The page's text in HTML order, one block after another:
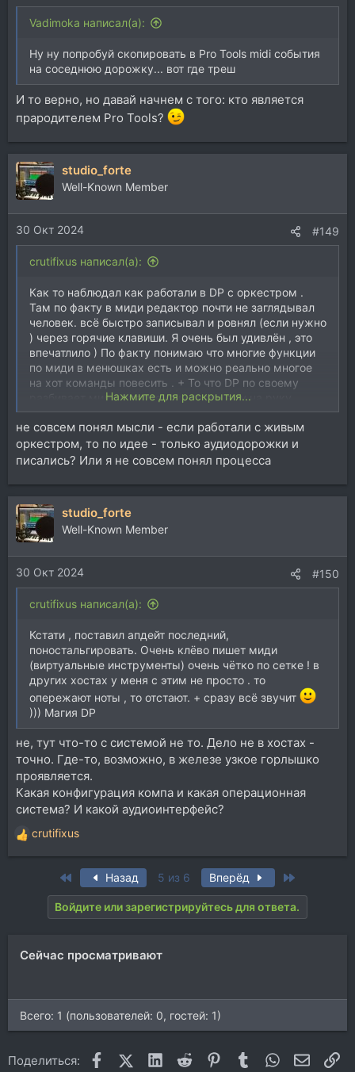
Vadimoka написал(а):
Ну ну попробуй скопировать в Pro Tools midi события
на соседнюю дорожку... вот где треш
И то верно, но давай начнем с того: кто является
прародителем Pro Tools?
studio_forte
Well-Known Member
30 Окт 2024 #149
crutifixus написал(а):
Как то наблюдал как работали в DP с оркестром .
Там по факту в миди редактор почти не заглядывал
человек. всё быстро записывал и ровнял (если нужно
) через горячие клавиши. Я очень был удивлён , это
впечатлило ) По факту понимаю что многие функции
по миди в менюшках есть и можно реально многое
на хот команды повесить . + То что DP по своему
разбивает миди фрагменты играло ему на руку ,
потому как хот кей применялся к более маленьким
областям миди ,нежели в "классических" склеенных
миди дорожках
Нажмите для раскрытия...
не совсем понял мысли - если работали с живым
оркестром, то по идее - только аудиодорожки и
писались? Или я не совсем понял процесса
studio_forte
Well-Known Member
30 Окт 2024 #150
crutifixus написал(а):
Кстати , поставил апдейт последний,
поностальгировать. Очень клёво пишет миди
(виртуальные инструменты) очень чётко по сетке ! в
других хостах у меня с этим не просто . то
опережают ноты , то отстают. + сразу всё звучит
))) Магия DP
не, тут что-то с системой не то. Дело не в хостах -
точно. Где-то, возможно, в железе узкое горлышко
проявляется.
Какая конфигурация компа и какая операционная
система? И какой аудиоинтерфейс?
Р
е
crutifixus
First Назад 5 из 6 Вперёд
Войдите или зарегистрируйтесь для ответа.
Сейчас просматривают
Всего: 1 (пользователей: 0, гостей: 1)
Поделиться: FacebookX (Twitter)
LinkedIn
Reddit Pinterest
Tumblr WhatsApp